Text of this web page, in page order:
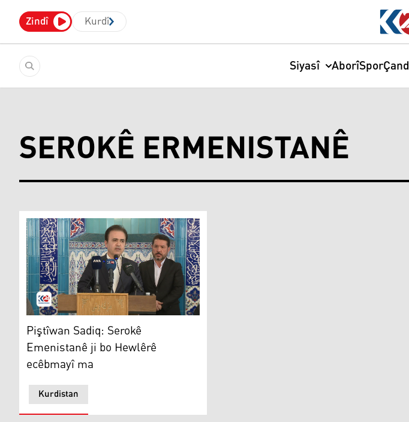
Zindî Kurdî
Siyasî AborîSporÇand
SEROKÊ ERMENISTANÊ
Piştîwan Sadiq
Kurdistan
Piştîwan Sadiq: Serokê
Emenistanê ji bo Hewlêrê
ecêbmayî ma